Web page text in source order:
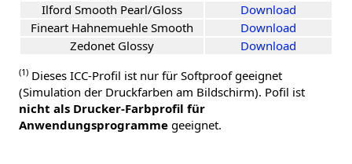
Ilford Smooth Pearl/Gloss
Download
Fineart Hahnemuehle Smooth
Download
Zedonet Glossy
Download
(1) Dieses ICC-Profil ist nur für Softproof geeignet
(Simulation der Druckfarben am Bildschirm). Pofil ist
nicht als Drucker-Farbprofil für
Anwendungsprogramme geeignet.